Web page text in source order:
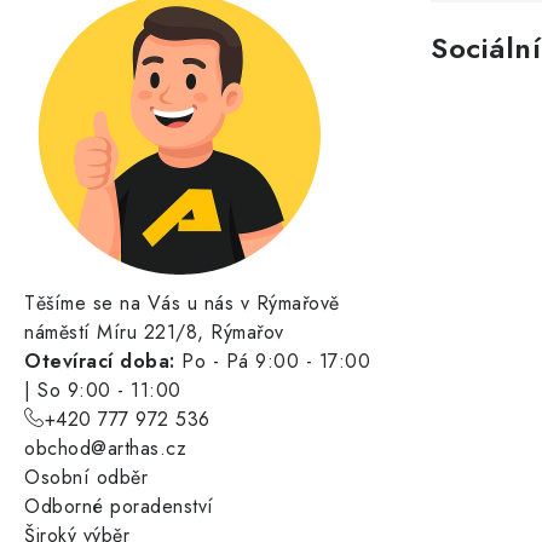
Těšíme se na Vás u nás v Rýmařově
náměstí Míru 221/8, Rýmařov
Otevírací doba: Po - Pá 9:00 - 17:00
| So 9:00 - 11:00
+420 777 972 536
obchod@arthas.cz
Osobní odběr
Odborné poradenství
Široký výběr